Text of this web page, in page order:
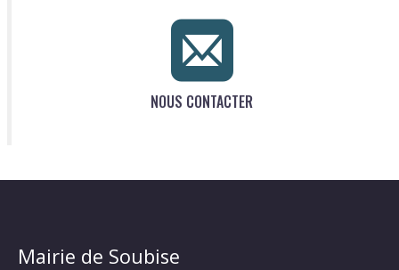
NOUS CONTACTER
Mairie de Soubise